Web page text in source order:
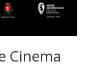
Cinema